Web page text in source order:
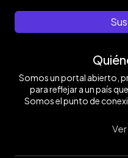
Somos un portal abierto,
para reflejar a un país
Somos el punto de